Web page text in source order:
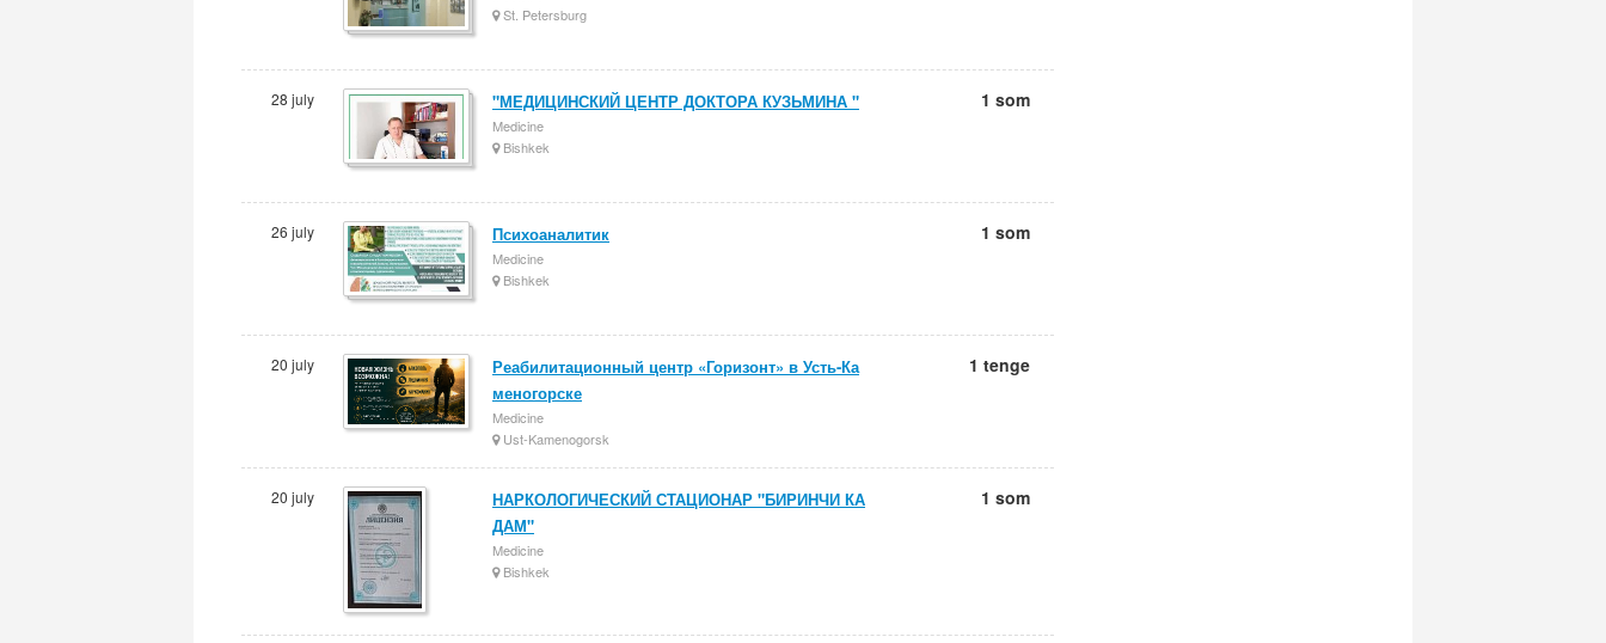
St. Petersburg
28 july "МЕДИЦИНСКИЙ ЦЕНТР ДОКТОРА КУЗЬМИНА "
Medicine
Bishkek
1 som
26 july Психоаналитик
Medicine
Bishkek
1 som
20 july
Реабилитационный центр «Горизонт» в Усть-Ка
меногорске
Medicine
Ust-Kamenogorsk
1 tenge
20 july
НАРКОЛОГИЧЕСКИЙ СТАЦИОНАР "БИРИНЧИ КА
ДАМ"
Medicine
Bishkek
1 som